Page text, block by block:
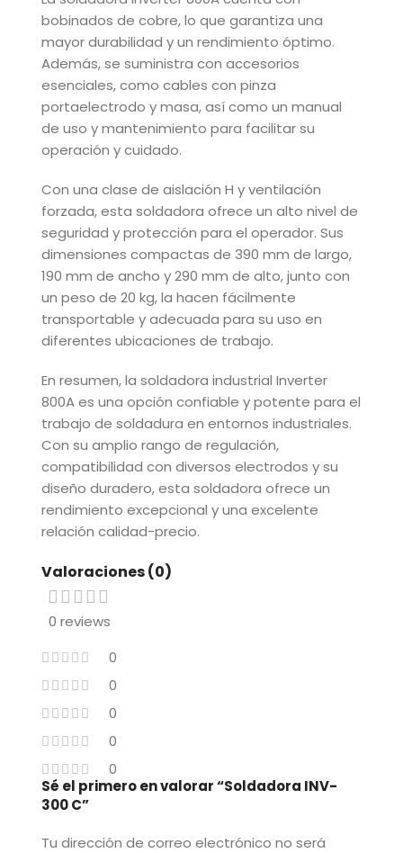
bobinados de cobre, lo que garantiza una
mayor durabilidad y un rendimiento óptimo.
Además, se suministra con accesorios
esenciales, como cables con pinza
portaelectrodo y masa, así como un manual
de uso y mantenimiento para facilitar su
operación y cuidado.
Con una clase de aislación H y ventilación
forzada, esta soldadora ofrece un alto nivel de
seguridad y protección para el operador. Sus
dimensiones compactas de 390 mm de largo,
190 mm de ancho y 290 mm de alto, junto con
un peso de 20 kg, la hacen fácilmente
transportable y adecuada para su uso en
diferentes ubicaciones de trabajo.
En resumen, la soldadora industrial Inverter
800A es una opción confiable y potente para el
trabajo de soldadura en entornos industriales.
Con su amplio rango de regulación,
compatibilidad con diversos electrodos y su
diseño duradero, esta soldadora ofrece un
rendimiento excepcional y una excelente
relación calidad-precio.
Valoraciones (0)
0 reviews
0
0
0
0
0
Sé el primero en valorar “Soldadora INV-
300 C”
Tu dirección de correo electrónico no será